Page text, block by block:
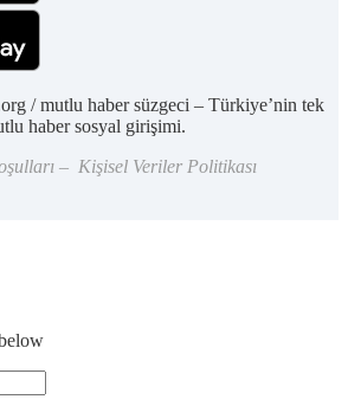
/ mutlu haber süzgeci – Türkiye’nin tek
haber sosyal girişimi.
– Kişisel Veriler Politikası